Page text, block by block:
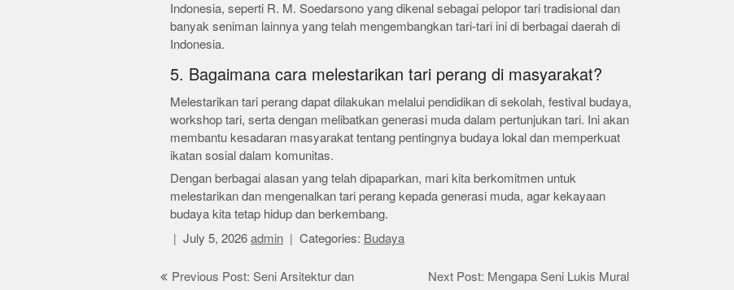
Indonesia, seperti R. M. Soedarsono yang dikenal sebagai pelopor tari tradisional dan
banyak seniman lainnya yang telah mengembangkan tari-tari ini di berbagai daerah di
Indonesia.
5. Bagaimana cara melestarikan tari perang di masyarakat?
Melestarikan tari perang dapat dilakukan melalui pendidikan di sekolah, festival budaya,
workshop tari, serta dengan melibatkan generasi muda dalam pertunjukan tari. Ini akan
membantu kesadaran masyarakat tentang pentingnya budaya lokal dan memperkuat
ikatan sosial dalam komunitas.
Dengan berbagai alasan yang telah dipaparkan, mari kita berkomitmen untuk
melestarikan dan mengenalkan tari perang kepada generasi muda, agar kekayaan
budaya kita tetap hidup dan berkembang.
July 5, 2026 admin Categories: Budaya
Post
Previous Post: Seni Arsitektur dan
Next Post: Mengapa Seni Lukis Mural